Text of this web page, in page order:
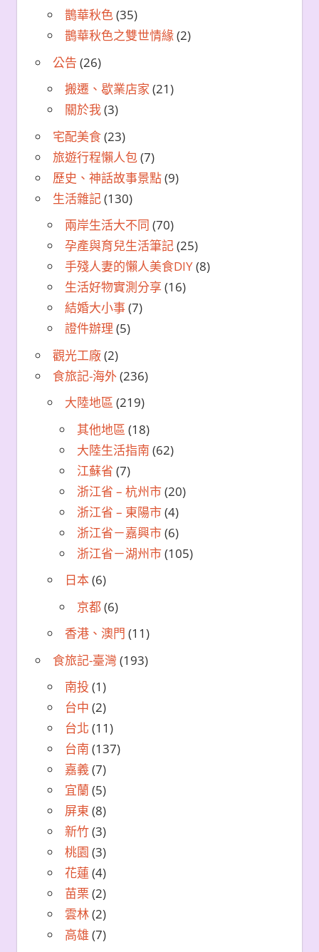
鵲華秋色(35)
鵲華秋色之雙世情緣(2)
公告 (26)
搬遷、歇業店家 (21)
關於我(3)
宅配美食(23)
旅遊行程懶人包(7)
歷史、神話故事景點(9)
生活雜記(130)
兩岸生活大不同 (70)
孕產與育兒生活筆記(25)
手殘人妻的懶人美食DIY(8)
生活好物實測分享 (16)
結婚大小事(7)
證件辦理 (5)
觀光工廠(2)
食旅記-海外(236)
大陸地區 (219)
其他地區 (18)
大陸生活指南 (62)
江蘇省 (7)
浙江省 – 杭州市(20)
浙江省 – 東陽市(4)
浙江省－嘉興市(6)
浙江省－湖州市(105)
日本(6)
京都(6)
香港、澳門 (11)
食旅記-臺灣 (193)
南投 (1)
台中 (2)
台北 (11)
台南 (137)
嘉義(7)
宜蘭 (5)
屏東 (8)
新竹(3)
桃園 (3)
花蓮 (4)
苗栗 (2)
雲林(2)
高雄 (7)